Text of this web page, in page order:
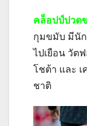
คล็อปป์ปวด
กุมขมับ มีนั
ไปเยือน วัต
โชต้า และ เ
ชาติ